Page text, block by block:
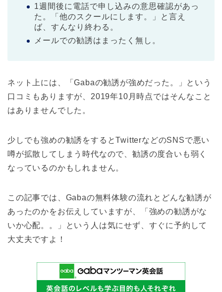
1週間後に電話で申し込みの意思確認があっ
た。「他のスクールにします。」と言え
ば、すんなり終わる。
メールでの勧誘はまったく無し。
ネット上には、「Gabaの勧誘が強めだった。」という
口コミもありますが、2019年10月時点ではそんなこと
はありませんでした。
少しでも強めの勧誘をするとTwitterなどのSNSで悪い
噂が拡散してしまう時代なので、勧誘の度合いも弱く
なっているのかもしれません。
この記事では、Gabaの無料体験の流れとどんな勧誘が
あったのかをお伝えしていますが、「強めの勧誘がな
いか心配。。」という人は気にせず、すぐに予約して
大丈夫ですよ！